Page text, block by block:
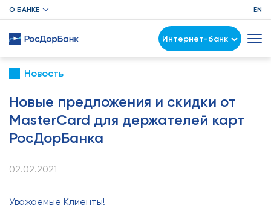
О БАНКЕ EN
Интернет-банк
Новость
Новые предложения и скидки от
MasterCard для держателей карт
РосДорБанка
02.02.2021
Уважаемые Клиенты!